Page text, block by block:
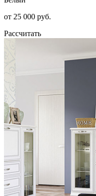
от 25 000 руб.
Рассчитать